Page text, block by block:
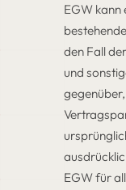
EGW kann
den Fall
und
EGW für